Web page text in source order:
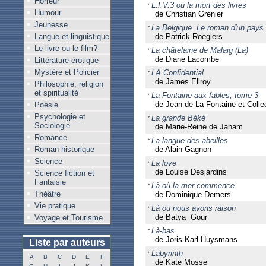
Humour
Jeunesse
Langue et linguistique
Le livre ou le film?
Littérature érotique
Mystère et Policier
Philosophie, religion
et spiritualité
Poésie
Psychologie et
Sociologie
Romance
Roman historique
Science
Science fiction et
Fantaisie
Théâtre
Vie pratique
Voyage et Tourisme
Liste par auteurs
A B C D E
F
L.I.V.3 ou la mort des livres
de Christian Grenier
La Belgique. Le roman d'un pays
de Patrick Roegiers
La châtelaine de Malaig (La)
de Diane Lacombe
LA Confidential
de James Ellroy
La Fontaine aux fables, tome 3
de Jean de La Fontaine et
La grande Béké
de Marie-Reine de Jaham
La langue des abeilles
de Alain Gagnon
La love
de Louise Desjardins
Là où la mer commence
de Dominique Demers
Là où nous avons raison
de Batya Gour
Là-bas
de Joris-Karl Huysmans
Labyrinth
de Kate Mosse